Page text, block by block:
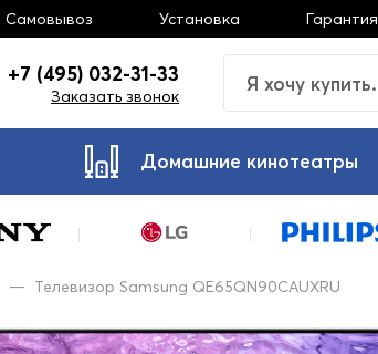
Самовывоз Установка Гарантия
+7 (495) 032-31-33
Заказать звонок
Домашние кинотеатры
— Телевизор Samsung QE65QN90CAUXRU